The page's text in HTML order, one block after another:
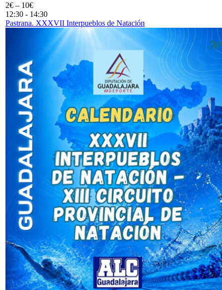
2€ – 10€
12:30 - 14:30
Pastrana. XXXVII Interpueblos de Natación